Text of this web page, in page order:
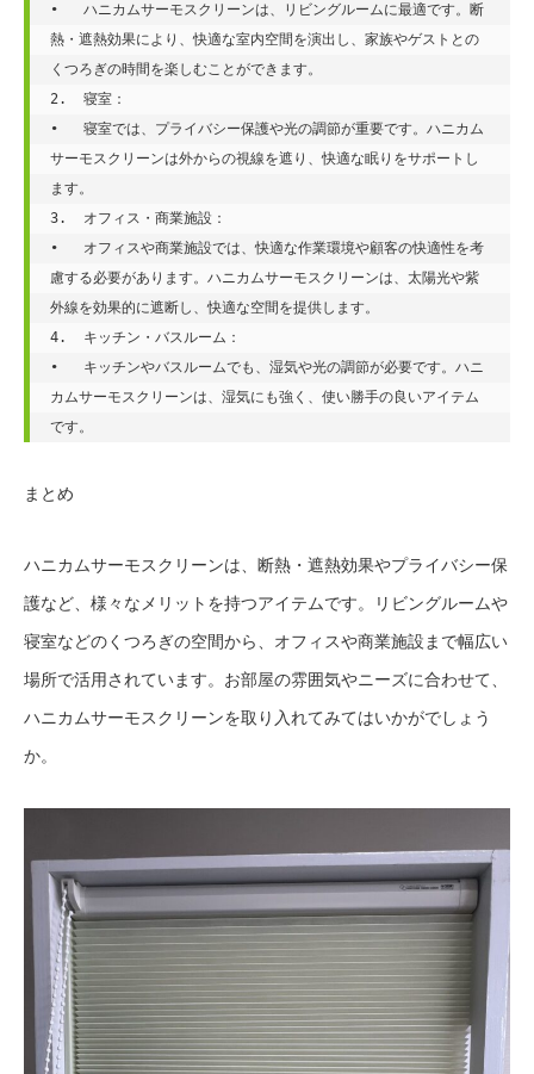
•   ハニカムサーモスクリーンは、リビングルームに最適です。断
熱・遮熱効果により、快適な室内空間を演出し、家族やゲストとの
くつろぎの時間を楽しむことができます。
2.  寝室：
•   寝室では、プライバシー保護や光の調節が重要です。ハニカム
サーモスクリーンは外からの視線を遮り、快適な眠りをサポートし
ます。
3.  オフィス・商業施設：
•   オフィスや商業施設では、快適な作業環境や顧客の快適性を考
慮する必要があります。ハニカムサーモスクリーンは、太陽光や紫
外線を効果的に遮断し、快適な空間を提供します。
4.  キッチン・バスルーム：
•   キッチンやバスルームでも、湿気や光の調節が必要です。ハニ
カムサーモスクリーンは、湿気にも強く、使い勝手の良いアイテム
です。
まとめ
ハニカムサーモスクリーンは、断熱・遮熱効果やプライバシー保
護など、様々なメリットを持つアイテムです。リビングルームや
寝室などのくつろぎの空間から、オフィスや商業施設まで幅広い
場所で活用されています。お部屋の雰囲気やニーズに合わせて、
ハニカムサーモスクリーンを取り入れてみてはいかがでしょう
か。